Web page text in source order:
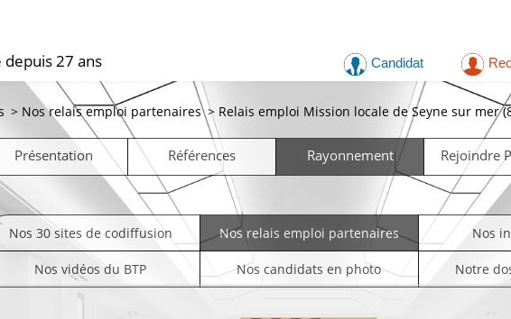
depuis 27 ans Candidat
> Nos relais emploi partenaires > Relais emploi Mission locale de Seyne sur mer
Présentation Références Rayonnement Rejoindre
Nos 30 sites de codiffusion Nos relais emploi partenaires Nos
Nos vidéos du BTP Nos candidats en photo Notre